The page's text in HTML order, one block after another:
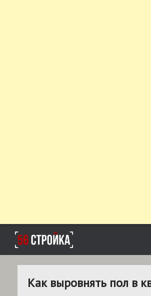
Как выровнять пол в